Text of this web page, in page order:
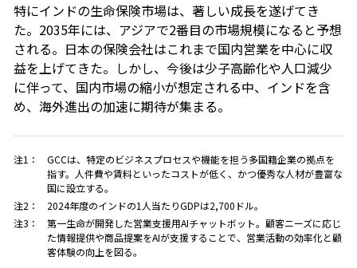
特にインドの生命保険市場は、著しい成長を遂げてき
た。2035年には、アジアで2番目の市場規模になると予想
される。日本の保険会社はこれまで国内営業を中心に収
益を上げてきた。しかし、今後は少子高齢化や人口減少
に伴って、国内市場の縮小が想定される中、インドを含
め、海外進出の加速に期待が集まる。
注1：
GCCは、特定のビジネスプロセスや機能を担う多国籍企業の拠点を
指す。人件費や賃料といったコストが低く、かつ優秀な人材が豊富な
国に設立する。
注2：
2024年度のインドの1人当たりGDPは2,700ドル。
注3：
第一生命が開発した営業支援用AIチャットボット。顧客ニーズに応じ
た情報提供や商品提案をAIが支援することで、営業活動の効率化と顧
客体験の向上を図る。